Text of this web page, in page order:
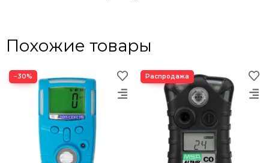
Похожие товары
−30%